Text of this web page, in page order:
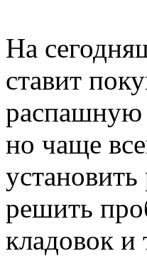
На
ставит
распашную
но чаще
решить
кладовок и